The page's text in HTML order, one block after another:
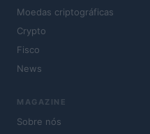
Moedas criptográficas
Crypto
Fisco
News
MAGAZINE
Sobre nós